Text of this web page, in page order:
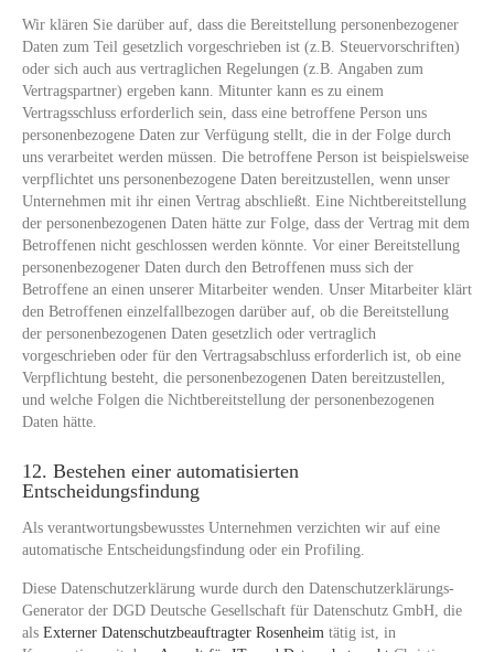
Wir klären Sie darüber auf, dass die Bereitstellung personenbezogener
Daten zum Teil gesetzlich vorgeschrieben ist (z.B. Steuervorschriften)
oder sich auch aus vertraglichen Regelungen (z.B. Angaben zum
Vertragspartner) ergeben kann. Mitunter kann es zu einem
Vertragsschluss erforderlich sein, dass eine betroffene Person uns
personenbezogene Daten zur Verfügung stellt, die in der Folge durch
uns verarbeitet werden müssen. Die betroffene Person ist beispielsweise
verpflichtet uns personenbezogene Daten bereitzustellen, wenn unser
Unternehmen mit ihr einen Vertrag abschließt. Eine Nichtbereitstellung
der personenbezogenen Daten hätte zur Folge, dass der Vertrag mit dem
Betroffenen nicht geschlossen werden könnte. Vor einer Bereitstellung
personenbezogener Daten durch den Betroffenen muss sich der
Betroffene an einen unserer Mitarbeiter wenden. Unser Mitarbeiter klärt
den Betroffenen einzelfallbezogen darüber auf, ob die Bereitstellung
der personenbezogenen Daten gesetzlich oder vertraglich
vorgeschrieben oder für den Vertragsabschluss erforderlich ist, ob eine
Verpflichtung besteht, die personenbezogenen Daten bereitzustellen,
und welche Folgen die Nichtbereitstellung der personenbezogenen
Daten hätte.
12. Bestehen einer automatisierten
Entscheidungsfindung
Als verantwortungsbewusstes Unternehmen verzichten wir auf eine
automatische Entscheidungsfindung oder ein Profiling.
Diese Datenschutzerklärung wurde durch den Datenschutzerklärungs-
Generator der DGD Deutsche Gesellschaft für Datenschutz GmbH, die
als Externer Datenschutzbeauftragter Rosenheim tätig ist, in